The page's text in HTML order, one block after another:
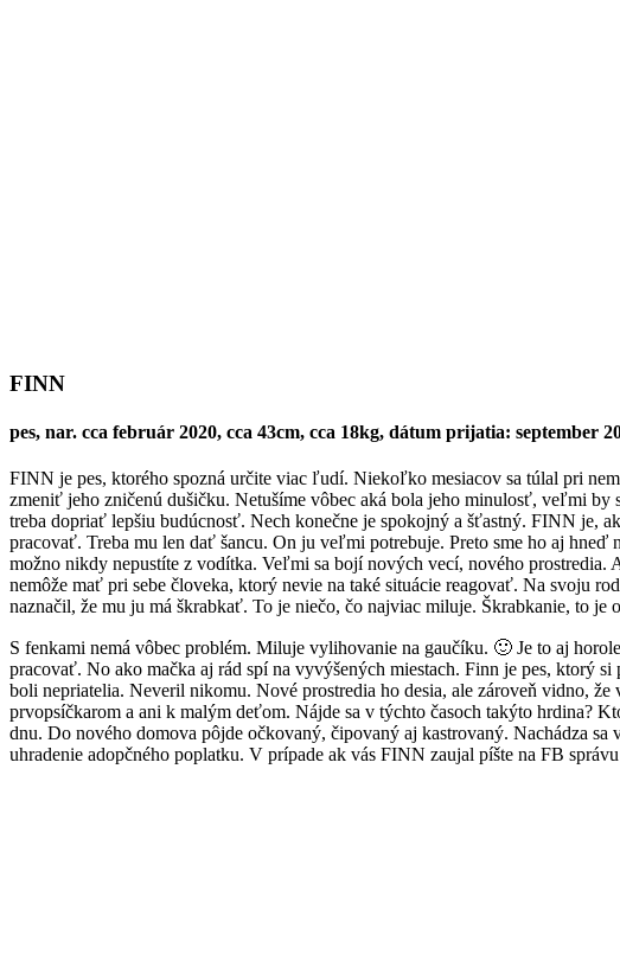
FINN
pes, nar. cca február 2020, cca 43cm, cca 18kg, dátum prijatia: september
FINN je pes, ktorého spozná určite viac ľudí. Niekoľko mesiacov sa túlal pri
zmeniť jeho zničenú dušičku. Netušíme vôbec aká bola jeho minulosť, veľmi
treba dopriať lepšiu budúcnosť. Nech konečne je spokojný a šťastný. FINN je,
pracovať. Treba mu len dať šancu. On ju veľmi potrebuje. Preto sme ho aj
možno nikdy nepustíte z vodítka. Veľmi sa bojí nových vecí, nového
nemôže mať pri sebe človeka, ktorý nevie na také situácie reagovať. Na svoju
naznačil, že mu ju má škrabkať. To je niečo, čo najviac miluje. Škrabkanie, to
S fenkami nemá vôbec problém. Miluje vylihovanie na gaučíku. 🙂 Je to aj
pracovať. No ako mačka aj rád spí na vyvýšených miestach. Finn je pes, ktorý
boli nepriatelia. Neveril nikomu. Nové prostredia ho desia, ale zároveň vidno,
prvopsíčkarom a ani k malým deťom. Nájde sa v týchto časoch takýto hrdina?
dnu. Do nového domova pôjde očkovaný, čipovaný aj kastrovaný. Nachádza
uhradenie adopčného poplatku. V prípade ak vás FINN zaujal píšte na FB